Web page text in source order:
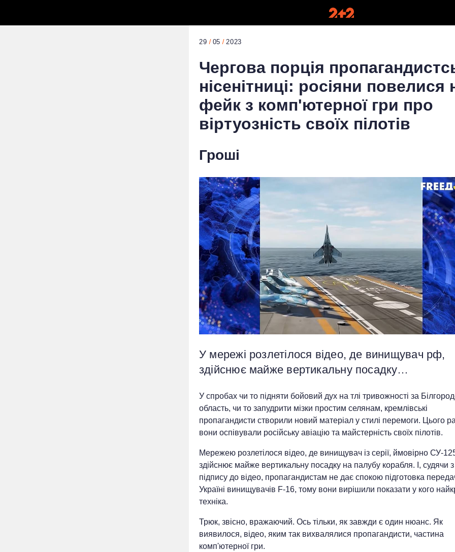
29 05 2023
Чергова порція
нісенітниці: росіяни повелися
фейк з комп'ютерної гри про
віртуозність своїх пілотів
Гроші
У мережі розлетілося відео, де винищувач рф,
здійснює майже вертикальну посадку…
У спробах чи то підняти бойовий дух на тлі тривожності за
область, чи то запудрити мізки простим селянам, кремлівські
пропагандисти створили новий матеріал у стилі перемоги. Цього
вони оспівували російську авіацію та майстерність своїх пілотів.
Мережею розлетілося відео, де винищувач із серії, ймовірно СУ-
здійснює майже вертикальну посадку на палубу корабля. І, судячи з
підпису до відео, пропагандистам не дає спокою підготовка
Україні винищувачів F-16, тому вони вирішили показати у кого
техніка.
Трюк, звісно, вражаючий. Ось тільки, як завжди є один нюанс. Як
виявилося, відео, яким так вихвалялися пропагандисти, частина
комп'ютерної гри.